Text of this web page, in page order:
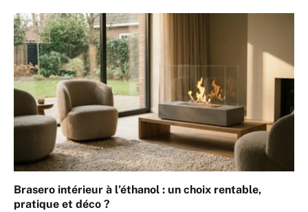
Brasero intérieur à l’éthanol : un choix rentable,
pratique et déco ?